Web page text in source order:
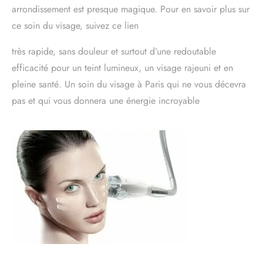
arrondissement est presque magique. Pour en savoir plus sur
ce soin du visage, suivez ce lien
très rapide, sans douleur et surtout d’une redoutable
efficacité pour un teint lumineux, un visage rajeuni et en
pleine santé. Un soin du visage à Paris qui ne vous décevra
pas et qui vous donnera une énergie incroyable